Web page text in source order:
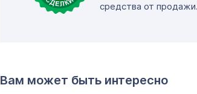
средства от продажи.
Вам может быть интересно